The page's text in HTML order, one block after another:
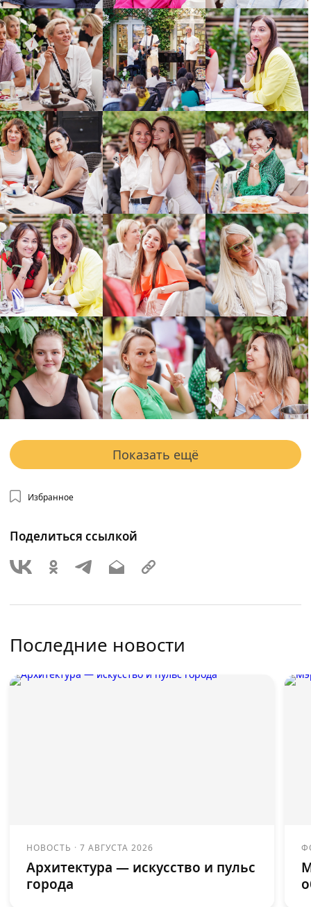
Показать ещё
Избранное
Поделиться ссылкой
Последние новости
НОВОСТЬ ·7 АВГУСТА 2026
Архитектура — искусство и пульс
города